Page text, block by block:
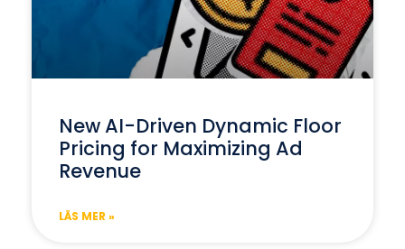
New AI-Driven Dynamic Floor
Pricing for Maximizing Ad
Revenue
LÄS MER »